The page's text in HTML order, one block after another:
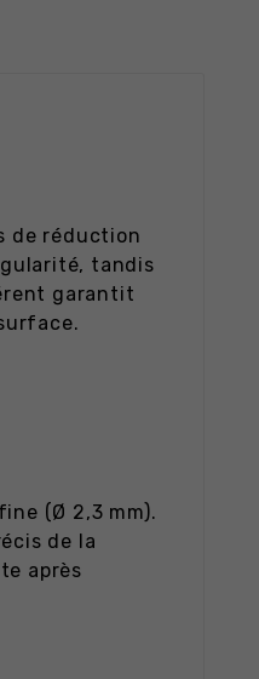
de réduction
tandis
garantit
(Ø 2,3 mm).
de la
après